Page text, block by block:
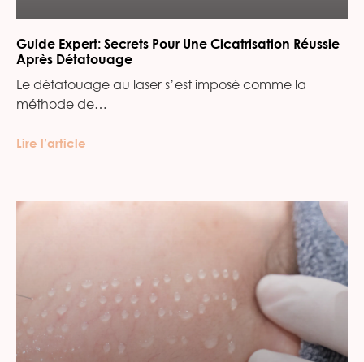
Guide Expert: Secrets Pour Une Cicatrisation Réussie
Après Détatouage
Le détatouage au laser s’est imposé comme la
méthode de…
Lire l’article